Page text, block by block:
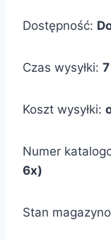
Dostępność:
Czas wysyłki:
Koszt wysyłki:
Numer
6x)
Stan